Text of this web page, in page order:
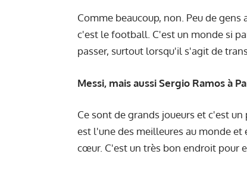
Comme beaucoup, non. Peu de
c'est le football. C'est un monde si
passer, surtout lorsqu'il s'agit de
Messi, mais aussi Sergio Ramos à
Ce sont de grands joueurs et c'est
est l'une des meilleures au monde
cœur. C'est un très bon endroit pour